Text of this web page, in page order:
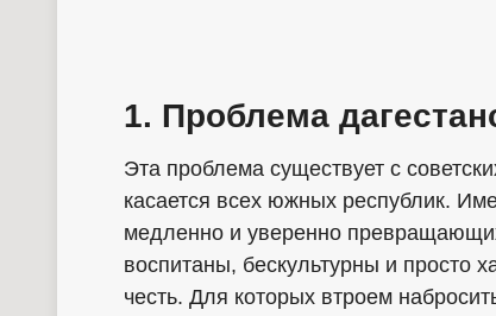
1. Проблема
Эта проблема существует с
касается всех южных республик.
медленно и уверенно
воспитаны, бескультурны и просто
честь. Для которых втроем